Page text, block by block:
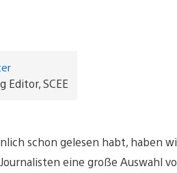
SCEE
schon gelesen habt, haben
eine große Auswahl